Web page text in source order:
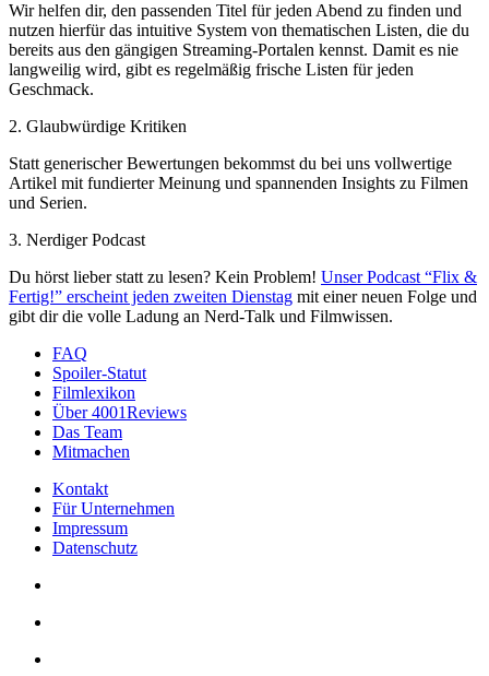
Wir helfen dir, den passenden Titel für jeden Abend zu finden und
nutzen hierfür das intuitive System von thematischen Listen, die du
bereits aus den gängigen Streaming-Portalen kennst. Damit es nie
langweilig wird, gibt es regelmäßig frische Listen für jeden
Geschmack.
2. Glaubwürdige Kritiken
Statt generischer Bewertungen bekommst du bei uns vollwertige
Artikel mit fundierter Meinung und spannenden Insights zu Filmen
und Serien.
3. Nerdiger Podcast
Du hörst lieber statt zu lesen? Kein Problem! Unser Podcast “Flix &
Fertig!” erscheint jeden zweiten Dienstag mit einer neuen Folge und
gibt dir die volle Ladung an Nerd-Talk und Filmwissen.
FAQ
Spoiler-Statut
Filmlexikon
Über 4001Reviews
Das Team
Mitmachen
Kontakt
Für Unternehmen
Impressum
Datenschutz